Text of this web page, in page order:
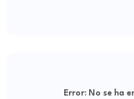
Error:No se ha